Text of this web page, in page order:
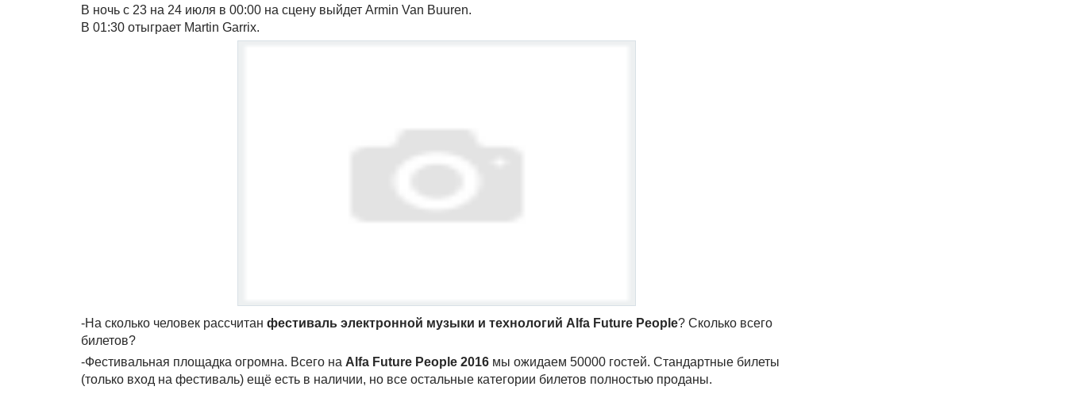
В ночь с 23 на 24 июля в 00:00 на сцену выйдет Armin Van Buuren.
В 01:30 отыграет Martin Garrix.
-На сколько человек рассчитан фестиваль электронной музыки и технологий Alfa Future People? Сколько всего
билетов?
-Фестивальная площадка огромна. Всего на Alfa Future People 2016 мы ожидаем 50000 гостей. Стандартные билеты
(только вход на фестиваль) ещё есть в наличии, но все остальные категории билетов полностью проданы.